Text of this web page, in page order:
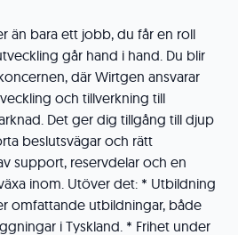
än bara ett jobb, du får en roll
går hand i hand. Du blir
där Wirtgen ansvarar
och tillverkning till
Det ger dig tillgång till djup
beslutsvägar och rätt
support, reservdelar och en
inom. Utöver det: * Utbildning
omfattande utbildningar, både
i Tyskland. * Frihet under